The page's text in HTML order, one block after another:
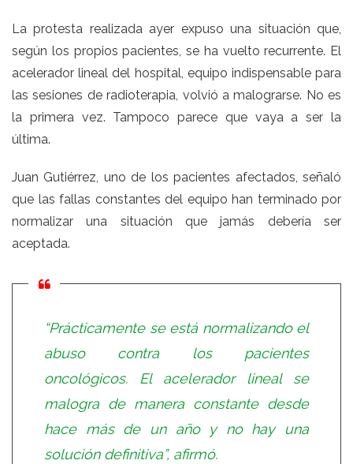
La protesta realizada ayer expuso una situación que,
según los propios pacientes, se ha vuelto recurrente. El
acelerador lineal del hospital, equipo indispensable para
las sesiones de radioterapia, volvió a malograrse. No es
la primera vez. Tampoco parece que vaya a ser la
última.
Juan Gutiérrez, uno de los pacientes afectados, señaló
que las fallas constantes del equipo han terminado por
normalizar una situación que jamás debería ser
aceptada.
“Prácticamente se está normalizando el
abuso contra los pacientes
oncológicos. El acelerador lineal se
malogra de manera constante desde
hace más de un año y no hay una
solución definitiva”, afirmó.